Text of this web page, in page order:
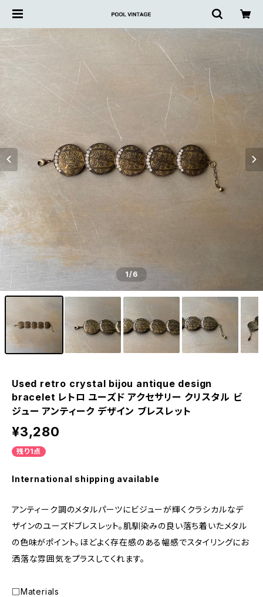
1/6
Used retro crystal bijou antique design
bracelet レトロ ユーズド アクセサリー クリスタル ビ
ジュー アンティーク デザイン ブレスレット
¥3,280
残り1点
International shipping available
アンティーク調のメタルパーツにビジューが輝くクラシカルなデ
ザインのユーズドブレスレット。肌馴染みの良い落ち着いたメタル
の色味がポイント。ほどよく存在感のある幅感でスタイリングにお
洒落な雰囲気をプラスしてくれます。
□Materials